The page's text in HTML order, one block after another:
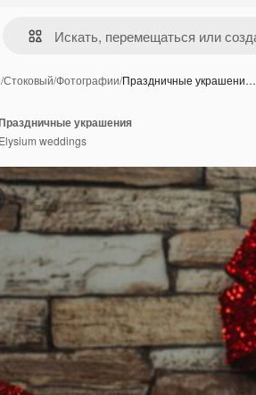
/Стоковый/Фотографии/Праздничные украшени…
украшения
Elysium weddings